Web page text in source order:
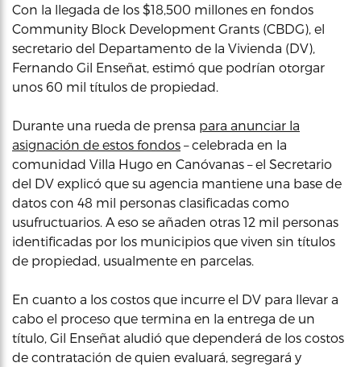
Con la llegada de los $18,500 millones en fondos
Community Block Development Grants (CBDG), el
secretario del Departamento de la Vivienda (DV),
Fernando Gil Enseñat, estimó que podrían otorgar
unos 60 mil títulos de propiedad.
Durante una rueda de prensa para anunciar la
asignación de estos fondos – celebrada en la
comunidad Villa Hugo en Canóvanas – el Secretario
del DV explicó que su agencia mantiene una base de
datos con 48 mil personas clasificadas como
usufructuarios. A eso se añaden otras 12 mil personas
identificadas por los municipios que viven sin títulos
de propiedad, usualmente en parcelas.
En cuanto a los costos que incurre el DV para llevar a
cabo el proceso que termina en la entrega de un
título, Gil Enseñat aludió que dependerá de los costos
de contratación de quien evaluará, segregará y